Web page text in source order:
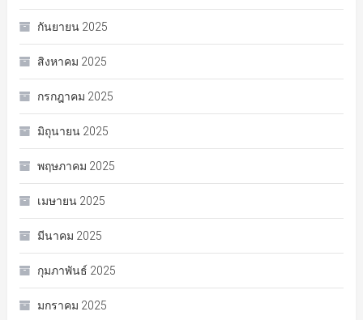
กันยายน 2025
สิงหาคม 2025
กรกฎาคม 2025
มิถุนายน 2025
พฤษภาคม 2025
เมษายน 2025
มีนาคม 2025
กุมภาพันธ์ 2025
มกราคม 2025